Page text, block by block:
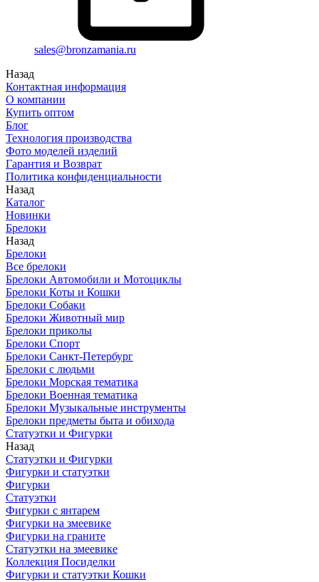
sales@bronzamania.ru
Назад
Контактная информация
О компании
Купить оптом
Блог
Технология производства
Фото моделей изделий
Гарантия и Возврат
Политика конфиденциальности
Назад
Каталог
Новинки
Брелоки
Назад
Брелоки
Все брелоки
Брелоки Автомобили и Мотоциклы
Брелоки Коты и Кошки
Брелоки Собаки
Брелоки Животный мир
Брелоки приколы
Брелоки Спорт
Брелоки Санкт-Петербург
Брелоки с людьми
Брелоки Морская тематика
Брелоки Военная тематика
Брелоки Музыкальные инструменты
Брелоки предметы быта и обихода
Статуэтки и Фигурки
Назад
Статуэтки и Фигурки
Фигурки и статуэтки
Фигурки
Статуэтки
Фигурки с янтарем
Фигурки на змеевике
Фигурки на граните
Статуэтки на змеевике
Коллекция Посиделки
Фигурки и статуэтки Кошки